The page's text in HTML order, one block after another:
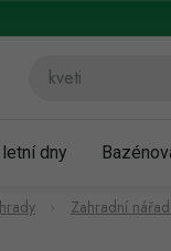
dny
Zahradní